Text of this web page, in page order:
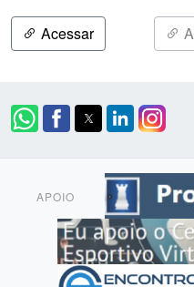
Acessar
APOIO